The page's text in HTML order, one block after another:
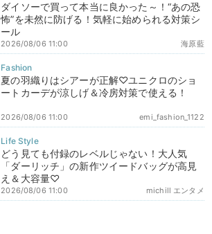
ダイソーで買って本当に良かった～！“あの恐
怖”を未然に防げる！気軽に始められる対策シ
ール
海原藍
2026/08/06 11:00
夏の羽織りはシアーが正解♡ユニクロのショ
ートカーデが涼しげ＆冷房対策で使える！
emi_fashion_1122
2026/08/06 11:00
どう見ても付録のレベルじゃない！大人気
「ダーリッチ」の新作ツイードバッグが高見
え＆大容量♡
michill エンタメ
2026/08/06 11:00